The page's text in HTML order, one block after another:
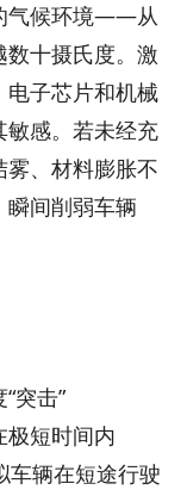
气候环境——从
十摄氏度。激
电子芯片和机械
敏感。若未经充
、材料膨胀不
间削弱车辆
突击”
极短时间内
辆在短途行驶